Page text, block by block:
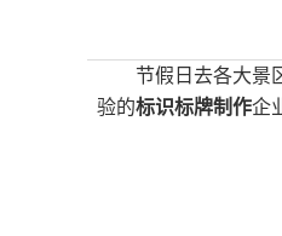
节假日去各大景
验的标识标牌制作企